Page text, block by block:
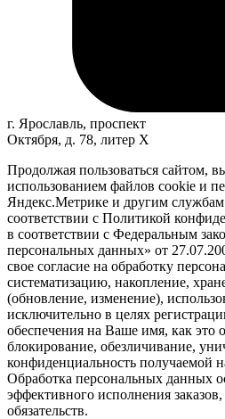
г. Ярославль, проспект
Октября, д. 78, литер Х
Продолжая пользоваться сайтом,
использованием файлов cookie и
Яндекс.Метрике и другим
соответствии с Политикой
в соответствии с Федеральным
персональных данных» от
свое согласие на обработку
систематизацию, накопление,
(обновление, изменение),
исключительно в целях
обеспечения на Ваше имя, как это
блокирование, обезличивание,
конфиденциальность получаемой
Обработка персональных данных
эффективного исполнения
обязательств.